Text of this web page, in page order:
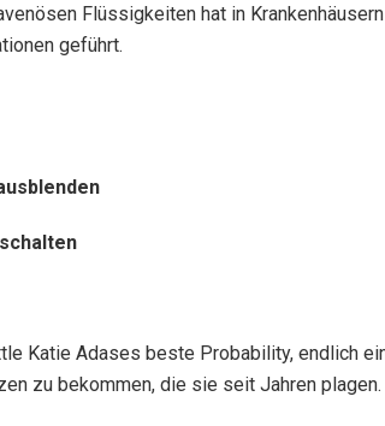
Flüssigkeiten hat in
geführt.
Katie Adases beste Probability, endlich
zu bekommen, die sie seit Jahren plagen.